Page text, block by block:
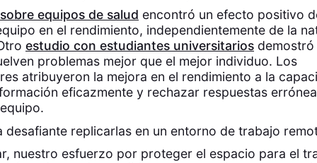
equipos de salud encontró un efecto positivo
en el rendimiento, independientemente de la
estudio con estudiantes universitarios
problemas mejor que el mejor individuo. Los
atribuyeron la mejora en el rendimiento a la
eficazmente y rechazar respuestas
desafiante replicarlas en un entorno de trabajo
nuestro esfuerzo por proteger el espacio para el